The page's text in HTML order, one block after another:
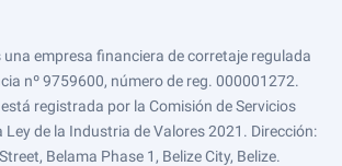
una empresa financiera de corretaje regulada
nº 9759600, número de reg. 000001272.
registrada por la Comisión de Servicios
Ley de la Industria de Valores 2021. Dirección:
Belama Phase 1, Belize City, Belize.